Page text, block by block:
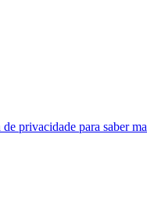
privacidade para saber